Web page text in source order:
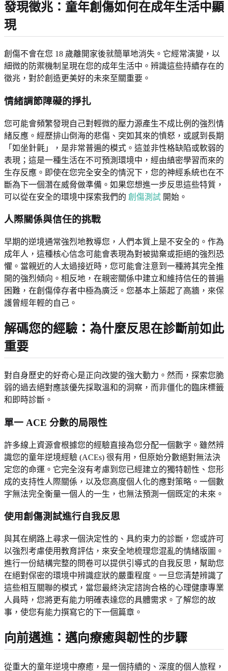
發現徵兆：童年創傷如何在成年生活中顯
現
創傷不會在您 18 歲離開家後就簡單地消失。它經常演變，以
細微的防禦機制呈現在您的成年生活中。辨識這些持續存在的
徵兆，對於創造更美好的未來至關重要。
情緒調節障礙的掙扎
您可能會頻繁發現自己對輕微的壓力源產生不成比例的強烈情
緒反應。經歷排山倒海的悲傷、突如其來的憤怒，或感到長期
「如坐針氈」，是非常普遍的模式。這並非性格缺陷或軟弱的
表現；這是一種生活在不可預測環境中，經由縝密學習而來的
生存反應。即使在您完全安全的情況下，您的神經系統也在不
斷為下一個潛在威脅做準備。如果您想進一步反思這些特質，
可以從在安全的環境中探索我們的 創傷測試 開始。
人際關係與信任的挑戰
早期的逆境通常強烈地教導您，人們本質上是不安全的。作為
成年人，這種核心信念可能會表現為對被拋棄或拒絕的強烈恐
懼。當親近的人太過接近時，您可能會注意到一種將其完全推
開的強烈傾向。相反地，在親密關係中建立和維持信任的普遍
困難，在創傷倖存者中極為廣泛。您基本上築起了高牆，來保
護曾經年輕的自己。
解碼您的經驗：為什麼反思在診斷前如此
重要
對自身歷史的好奇心是正向改變的強大動力。然而，探索您脆
弱的過去絕對應該優先採取溫和的洞察，而非僵化的臨床標籤
和即時診斷。
單一 ACE 分數的局限性
許多線上資源會根據您的經驗直接為您分配一個數字。雖然辨
識您的童年逆境經驗 (ACEs) 很有用，但原始分數絕對無法決
定您的命運。它完全沒有考慮到您已經建立的獨特韌性、您形
成的支持性人際關係，以及您高度個人化的應對策略。一個數
字無法完全衡量一個人的一生，也無法預測一個既定的未來。
使用創傷測試進行自我反思
與其在網路上尋求一個決定性的、具約束力的診斷，您或許可
以強烈考慮使用教育評估，來安全地梳理您混亂的情緒版圖。
進行一份結構完整的問卷可以提供引導式的自我反思，幫助您
在絕對保密的環境中辨識症狀的嚴重程度。一旦您清楚辨識了
這些相互關聯的模式，當您最終決定諮詢合格的心理健康專業
人員時，您將更有能力明確表達您的具體需求。了解您的故
事，使您有能力撰寫它的下一個篇章。
向前邁進：邁向療癒與韌性的步驟
從重大的童年逆境中療癒，是一個持續的、深度的個人旅程，